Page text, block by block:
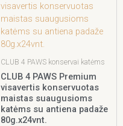
CLUB 4 PAWS konservai katėms
CLUB 4 PAWS Premium
visavertis konservuotas
maistas suaugusioms
katėms su antiena padaže
80g.x24vnt.